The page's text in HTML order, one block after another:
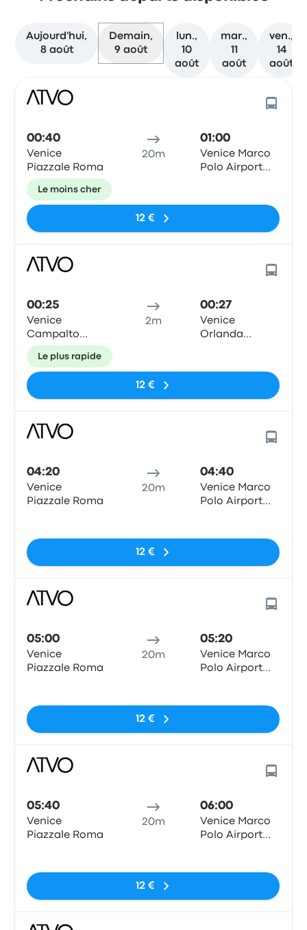
Aujourd'hui,
8 août
Demain,
9 août
lun.,
10
août
mar.,
11
août
ven.,
14
août
00:40
Venice
Piazzale Roma
20m
01:00
Venice Marco
Polo Airport
Le moins cher
12 €
00:25
Venice
Campalto
Caserme
2m
00:27
Venice
Orlanda
Le plus rapide
12 €
04:20
Venice
Piazzale Roma
20m
04:40
Venice Marco
Polo Airport
12 €
05:00
Venice
Piazzale Roma
20m
05:20
Venice Marco
Polo Airport
12 €
05:40
Venice
Piazzale Roma
20m
06:00
Venice Marco
Polo Airport
12 €